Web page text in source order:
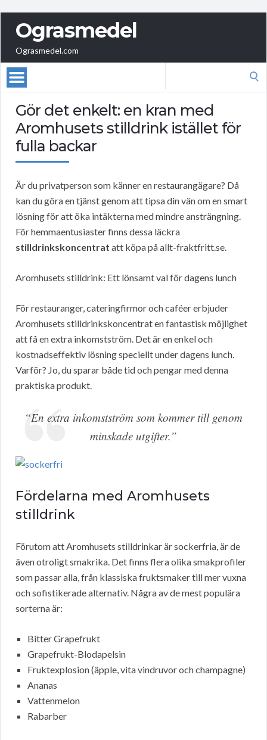
Ograsmedel
Ograsmedel.com
Gör det enkelt: en kran med
Aromhusets stilldrink istället för
fulla backar
Är du privatperson som känner en restaurangägare? Då
kan du göra en tjänst genom att tipsa din vän om en smart
lösning för att öka intäkterna med mindre ansträngning.
För hemmaentusiaster finns dessa läckra
stilldrinkskoncentrat att köpa på allt-fraktfritt.se.
Aromhusets stilldrink: Ett lönsamt val för dagens lunch
För restauranger, cateringfirmor och caféer erbjuder
Aromhusets stilldrinkskoncentrat en fantastisk möjlighet
att få en extra inkomstström. Det är en enkel och
kostnadseffektiv lösning speciellt under dagens lunch.
Varför? Jo, du sparar både tid och pengar med denna
praktiska produkt.
“En extra inkomstström som kommer till genom
minskade utgifter.”
Fördelarna med Aromhusets
stilldrink
Förutom att Aromhusets stilldrinkar är sockerfria, är de
även otroligt smakrika. Det finns flera olika smakprofiler
som passar alla, från klassiska fruktsmaker till mer vuxna
och sofistikerade alternativ. Några av de mest populära
sorterna är:
Bitter Grapefrukt
Grapefrukt-Blodapelsin
Fruktexplosion (äpple, vita vindruvor och champagne)
Ananas
Vattenmelon
Rabarber